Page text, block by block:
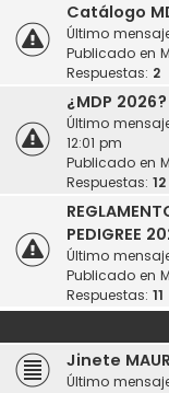
Catálogo
Último
Publicado en
Respuestas: 2
¿MDP 2026?
Último
12:01 pm
Publicado en
Respuestas: 12
PEDIGREE
Último
Publicado en
Respuestas: 11
Jinete
Último